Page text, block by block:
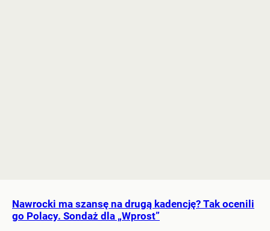
Nawrocki ma szansę na drugą kadencję? Tak ocenili
go Polacy. Sondaż dla „Wprost”